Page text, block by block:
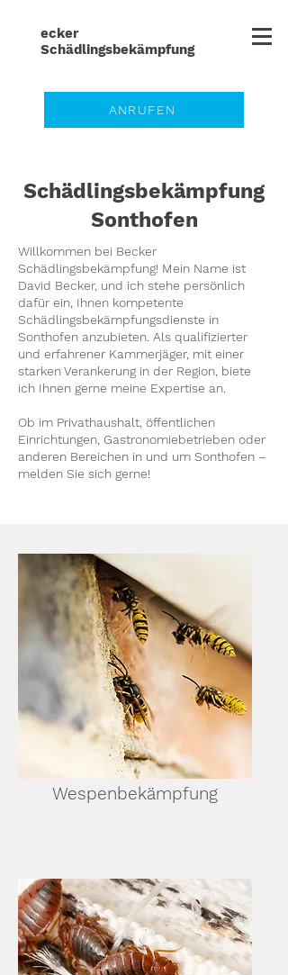
ecker
Schädlingsbekämpfung
ANRUFEN
Schädlingsbekämpfung
Sonthofen
Willkommen bei Becker
Schädlingsbekämpfung! Mein Name ist
David Becker, und ich stehe persönlich
dafür ein, Ihnen kompetente
Schädlingsbekämpfungsdienste in
Sonthofen anzubieten. Als qualifizierter
und erfahrener Kammerjäger, mit einer
starken Verankerung in der Region, biete
ich Ihnen gerne meine Expertise an.
Ob im Privathaushalt, öffentlichen
Einrichtungen, Gastronomiebetrieben oder
anderen Bereichen in und um Sonthofen –
melden Sie sich gerne!
Wespenbekämpfung